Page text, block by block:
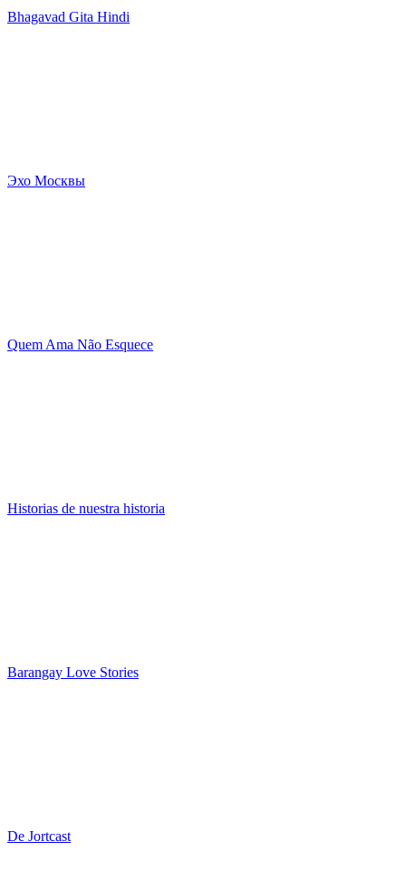
Bhagavad Gita Hindi
Эхо Москвы
Quem Ama Não Esquece
Historias de nuestra historia
Barangay Love Stories
De Jortcast